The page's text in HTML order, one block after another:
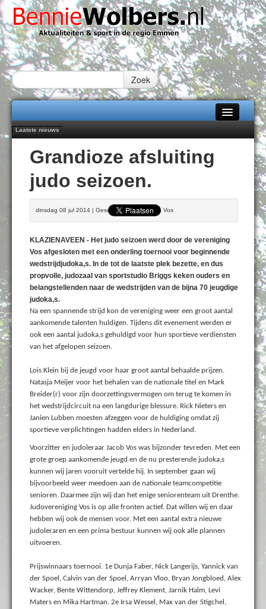
Zoek
Home
Alle categorieën
Over Bennie Wolbers
Fotoboek
Laatste nieuws
Daan Lambers tekent eerste profcontract bij FC Emmen
Jubileumfeest 35 jaar De Amer
Hunzeloopwandeltocht keert op 19 september 2026 terug naar Zuidlaren
102 kaarsen voor eeuwling Mieke Sijbom-Maatje
Grandioze afsluiting
judo seizoen.
dinsdag 08 jul 2014 | Geschreven door Jacob Vos
KLAZIENAVEEN - Het judo seizoen werd door de vereniging
Vos afgesloten met een onderling toernooi voor beginnende
wedstrijdjudoka,s. In de tot de laatste plek bezette, en dus
propvolle, judozaal van sportstudio Briggs keken ouders en
belangstellenden naar de wedstrijden van de bijna 70 jeugdige
judoka,s.
Na een spannende strijd kon de vereniging weer een groot aantal
aankomende talenten huldigen. Tijdens dit evenement werden er
ook een aantal judoka,s gehuldigd voor hun sportieve verdiensten
van het afgelopen seizoen.
Lois Klein bij de jeugd voor haar groot aantal behaalde prijzen.
Natasja Meijer voor het behalen van de nationale titel en Mark
Breider(r) voor zijn doorzettingsvermogen om terug te komen in
het wedstrijdcircuit na een langdurige blessure. Rick Nieters en
Janien Lubben moesten afzeggen voor de huldiging omdat zij
sportieve verplichtingen hadden elders in Nederland.
Voorzitter en judoleraar Jacob Vos was bijzonder tevreden. Met een
grote groep aankomende jeugd en de nu presterende judoka,s
kunnen wij jaren vooruit vertelde hij. In september gaan wij
bijvoorbeeld weer meedoen aan de nationale teamcompetitie
senioren. Daarmee zijn wij dan het enige seniorenteam uit Drenthe.
Judovereniging Vos is op alle fronten actief. Dat willen wij en daar
hebben wij ook de mensen voor. Met een aantal extra nieuwe
judoleraren en een prima bestuur kunnen wij ook alle plannen
uitvoeren.
Prijswinnaars toernooi. 1e Dunja Faber, Nick Langerijs, Yannick van
der Spoel, Calvin van der Spoel, Arryan Vloo, Bryan Jongbloed, Alex
Wacker, Bente Wittendorp, Jeffrey Klement, Jarnik Halm, Levi
Maters en Mika Hartman. 2e Irsa Wessel, Max van der Stigchel,